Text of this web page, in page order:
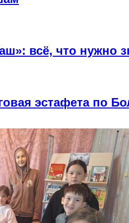
всё, что нужно
эстафета по